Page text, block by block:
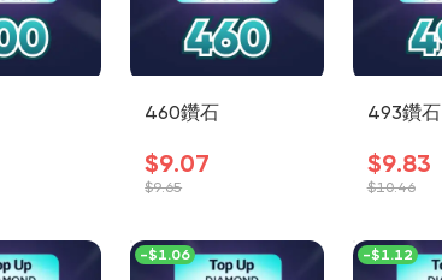
460鑽石
$9.07
$9.65
493鑽石
$9.83
$10.46
-$1.06 -$1.12